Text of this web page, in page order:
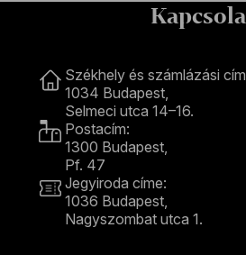
Székhely és számlázási
1034 Budapest,
Selmeci utca 14–16.
Postacím:
1300 Budapest,
Pf. 47
Jegyiroda címe:
1036 Budapest,
Nagyszombat utca 1.